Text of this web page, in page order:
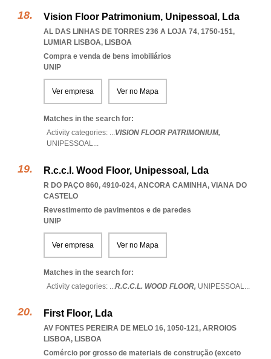
Vision Floor Patrimonium, Unipessoal, Lda
AL DAS LINHAS DE TORRES 236 A LOJA 74, 1750-151,
LUMIAR LISBOA, LISBOA
Compra e venda de bens imobiliários
UNIP
Ver empresa Ver no Mapa
Matches in the search for:
Activity categories: ...VISION FLOOR PATRIMONIUM,
UNIPESSOAL...
R.c.c.l. Wood Floor, Unipessoal, Lda
R DO PAÇO 860, 4910-024, ANCORA CAMINHA, VIANA DO
CASTELO
Revestimento de pavimentos e de paredes
UNIP
Ver empresa Ver no Mapa
Matches in the search for:
Activity categories: ...R.C.C.L. WOOD FLOOR, UNIPESSOAL...
First Floor, Lda
AV FONTES PEREIRA DE MELO 16, 1050-121, ARROIOS
LISBOA, LISBOA
Comércio por grosso de materiais de construção (exceto